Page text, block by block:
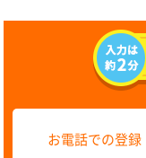
お電話での登録